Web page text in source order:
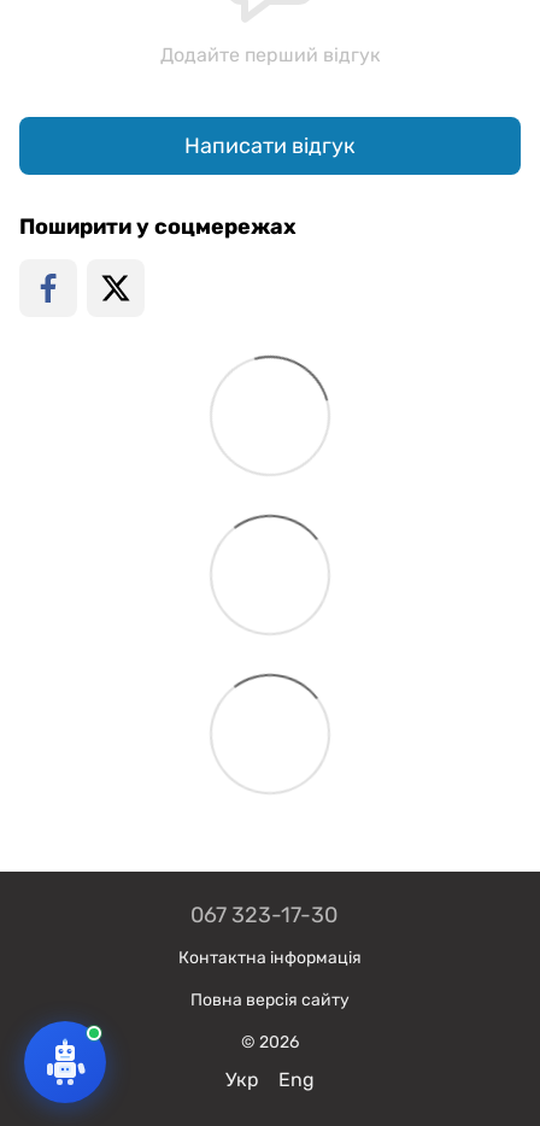
Додайте перший відгук
Написати відгук
Поширити у соцмережах
067 323-17-30
Контактна інформація
Повна версія сайту
© 2026
Укр Eng